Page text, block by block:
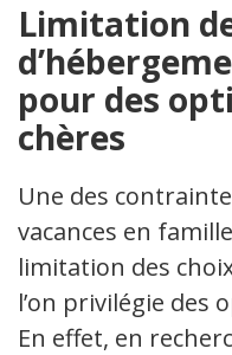
Limitation
pour des
chères
Une des
vacances en
limitation des
l’on privilégie des
En effet, en